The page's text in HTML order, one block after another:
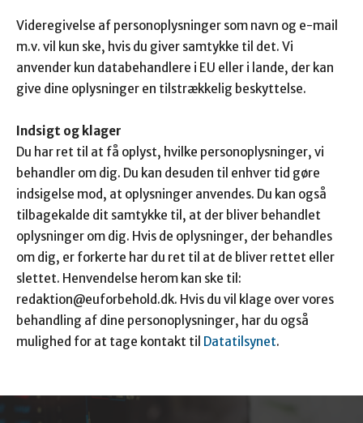
Videregivelse af personoplysninger som navn og e-mail
m.v. vil kun ske, hvis du giver samtykke til det. Vi
anvender kun databehandlere i EU eller i lande, der kan
give dine oplysninger en tilstrækkelig beskyttelse.
Indsigt og klager
Du har ret til at få oplyst, hvilke personoplysninger, vi
behandler om dig. Du kan desuden til enhver tid gøre
indsigelse mod, at oplysninger anvendes. Du kan også
tilbagekalde dit samtykke til, at der bliver behandlet
oplysninger om dig. Hvis de oplysninger, der behandles
om dig, er forkerte har du ret til at de bliver rettet eller
slettet. Henvendelse herom kan ske til:
redaktion@euforbehold.dk. Hvis du vil klage over vores
behandling af dine personoplysninger, har du også
mulighed for at tage kontakt til Datatilsynet.